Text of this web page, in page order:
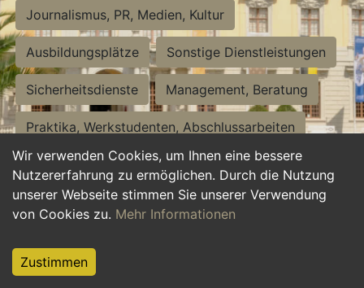
Wir verwenden Cookies, um Ihnen eine bessere
Nutzererfahrung zu ermöglichen. Durch die Nutzung
unserer Webseite stimmen Sie unserer Verwendung
von Cookies zu. Mehr Informationen
Zustimmen
Journalismus, PR, Medien, Kultur
Ausbildungsplätze Sonstige Dienstleistungen
Sicherheitsdienste Management, Beratung
Praktika, Werkstudenten, Abschlussarbeiten
Personalwesen Assistenz, Sekretariat
Hilfskräfte, Aushilfs- und Nebenjobs
Weiterbildung, Studium, duale Ausbildung